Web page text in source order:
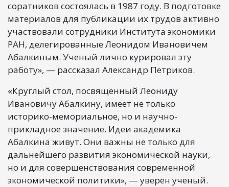
соратников состоялась в 1987 году. В подготовке
материалов для публикации их трудов активно
участвовали сотрудники Института экономики
РАН, делегированные Леонидом Ивановичем
Абалкиным. Ученый лично курировал эту
работу», — рассказал Александр Петриков.
«Круглый стол, посвященный Леониду
Ивановичу Абалкину, имеет не только
историко-мемориальное, но и научно-
прикладное значение. Идеи академика
Абалкина живут. Они важны не только для
дальнейшего развития экономической науки,
но и для совершенствования современной
экономической политики», — уверен ученый.